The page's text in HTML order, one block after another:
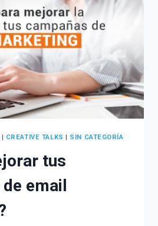
CREATIVE TALKS SIN CATEGORÍA
tus
email